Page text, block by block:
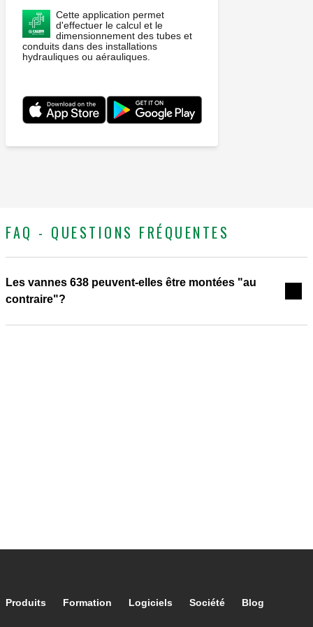
Cette application permet
d'effectuer le calcul et le
dimensionnement des tubes et
conduits dans des installations
hydrauliques ou aérauliques.
FAQ - QUESTIONS FRÉQUENTES
Les vannes 638 peuvent-elles être montées "au
contraire"?
Footer main navigation
Produits Formation Logiciels Société Blog